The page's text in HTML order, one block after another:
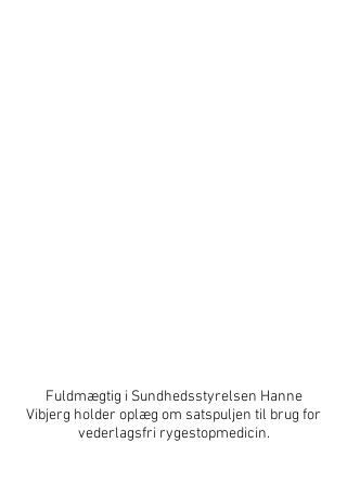
Fuldmægtig i Sundhedsstyrelsen Hanne
Vibjerg holder oplæg om satspuljen til brug for
vederlagsfri rygestopmedicin.